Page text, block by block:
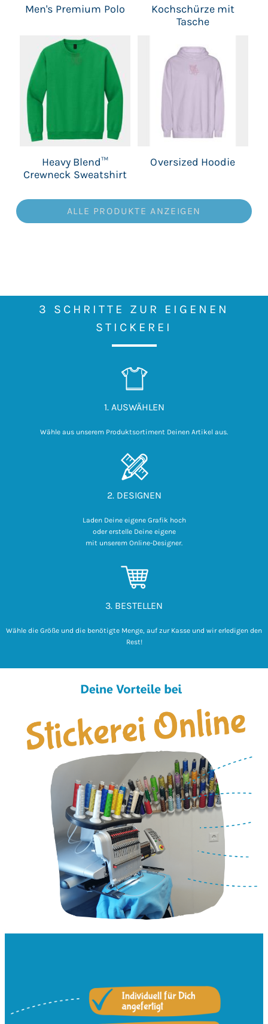
Men's Premium Polo
Kochschürze mit
Tasche
Heavy Blend™
Crewneck Sweatshirt
Oversized Hoodie
ALLE PRODUKTE ANZEIGEN
3 SCHRITTE ZUR EIGENEN
STICKEREI
1. AUSWÄHLEN
Wähle aus unserem Produktsortiment Deinen Artikel aus.
2. DESIGNEN
Laden Deine eigene Grafik hoch
oder erstelle Deine eigene
mit unserem Online-Designer.
3. BESTELLEN
Wähle die Größe und die benötigte Menge, auf zur Kasse und wir erledigen den
Rest!